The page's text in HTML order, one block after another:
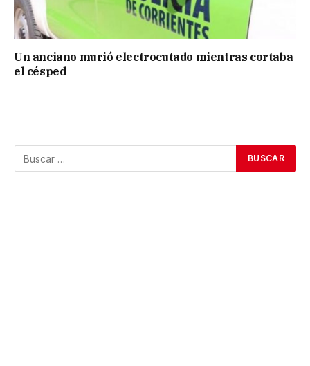
Un anciano murió electrocutado mientras cortaba
el césped